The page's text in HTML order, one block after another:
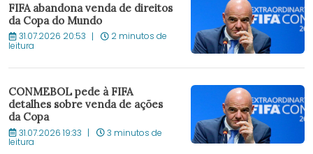
FIFA abandona venda de direitos
da Copa do Mundo
31.07.2026 20:53 2 minutos de
leitura
CONMEBOL pede à FIFA
detalhes sobre venda de ações
da Copa
31.07.2026 19:33 3 minutos de
leitura